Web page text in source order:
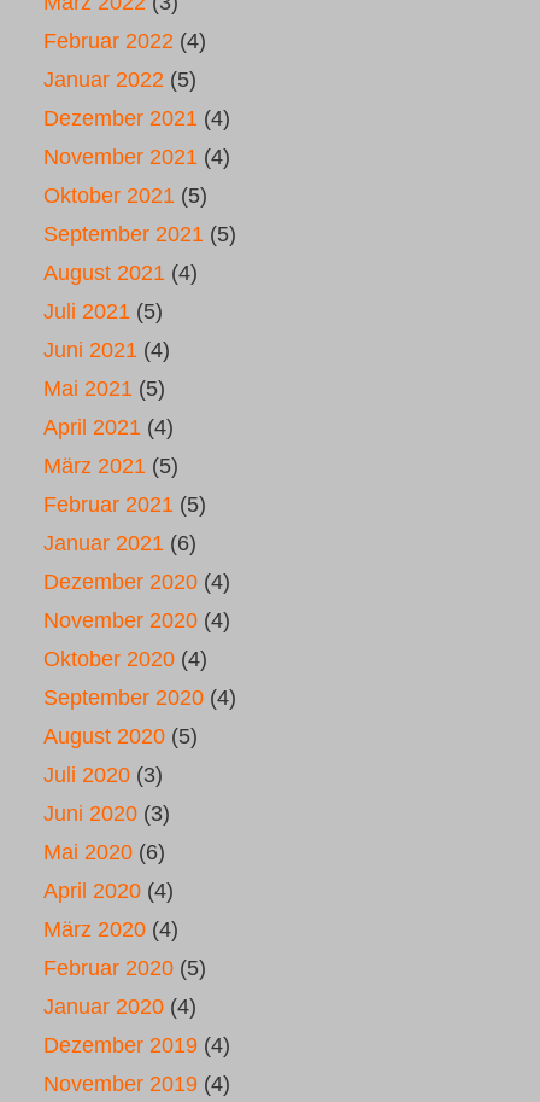
Februar 2022 (4)
Januar 2022 (5)
Dezember 2021 (4)
November 2021 (4)
Oktober 2021 (5)
September 2021 (5)
August 2021 (4)
Juli 2021 (5)
Juni 2021 (4)
Mai 2021 (5)
April 2021 (4)
März 2021 (5)
Februar 2021 (5)
Januar 2021 (6)
Dezember 2020 (4)
November 2020 (4)
Oktober 2020 (4)
September 2020 (4)
August 2020 (5)
Juli 2020 (3)
Juni 2020 (3)
Mai 2020 (6)
April 2020 (4)
März 2020 (4)
Februar 2020 (5)
Januar 2020 (4)
Dezember 2019 (4)
November 2019 (4)